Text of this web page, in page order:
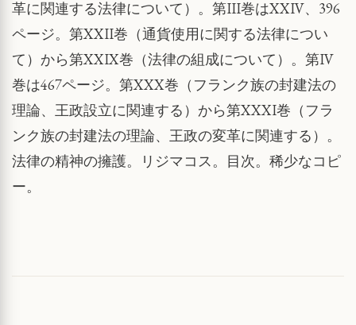
革に関連する法律について）。第III巻はXXIV、396
ページ。第XXII巻（通貨使用に関する法律につい
て）から第XXIX巻（法律の組成について）。第IV
巻は467ページ。第XXX巻（フランク族の封建法の
理論、王政設立に関連する）から第XXXI巻（フラ
ンク族の封建法の理論、王政の変革に関連する）。
法律の精神の擁護。リジマコス。目次。稀少なコピ
ー。